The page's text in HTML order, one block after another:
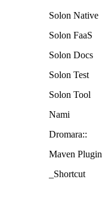
Solon Native
Solon FaaS
Solon Docs
Solon Test
Solon Tool
Nami
Dromara::
Maven Plugin
_Shortcut